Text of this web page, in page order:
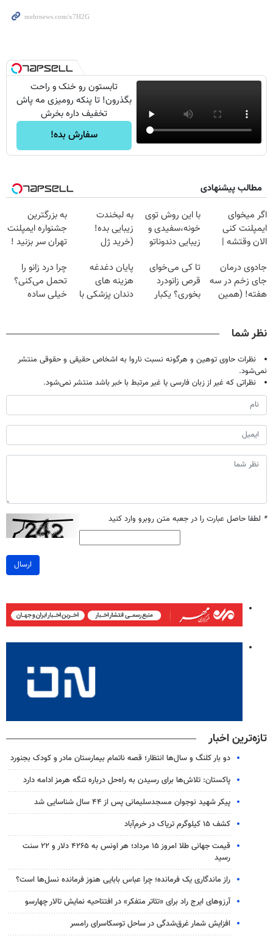
تابستون رو خنک و راحت
بگذرون! تا پنکه رومیزی مه پاش
تخفیف داره بخرش
سفارش بده!
مطالب پیشنهادی
اگر میخوای
ایمپلنت کنی
الان وقتشه |
میلیون تومان!!!
با این روش توی
خونه،سفیدی و
زیبایی دندوناتو
(40%off)
به لبخندت
زیبایی بده!
(خرید ژل
دندان
با40%تخفیف)
به بزرگترین
جشنواره ایمپلنت
تهران سر بزنید !
میلیون !
جادوی درمان
جای زخم در سه
هفته! (همین
تا کی می‌خوای
قرص زانودرد
بخوری؟ یکبار
پایان دغدغه
هزینه های
دندان پزشکی با
چرا درد زانو را
تحمل می‌کنی؟
خیلی ساده
نظر شما
نظرات حاوی توهین و هرگونه نسبت ناروا به اشخاص حقیقی و حقوقی منتشر
نمی‌شود.
نظراتی که غیر از زبان فارسی یا غیر مرتبط با خبر باشد منتشر نمی‌شود.
* لطفا حاصل عبارت را در جعبه متن روبرو وارد کنید
ارسال
تازه‌ترین اخبار
دو بار کلنگ و سال‌ها انتظار؛ قصه ناتمام بیمارستان مادر و کودک بجنورد
پاکستان: تلاش‌ها برای رسیدن به راه‌حل درباره تنگه هرمز ادامه دارد
پیکر شهید نوجوان مسجدسلیمانی پس از ۴۴ سال شناسایی شد
کشف ۱۵ کیلوگرم تریاک در خرم‌آباد
قیمت جهانی طلا امروز ۱۵ مرداد؛ هر اونس به ۴۲۶۵ دلار و ۲۲ سنت
رسید
راز ماندگاری یک فرمانده؛ چرا عباس بابایی هنوز فرمانده نسل‌ها است؟
آرزوهای ایرج راد برای «تئاتر متفکر» در افتتاحیه نمایش تالار چهارسو
افزایش شمار غرق‌شدگی در ساحل توسکاسرای رامسر